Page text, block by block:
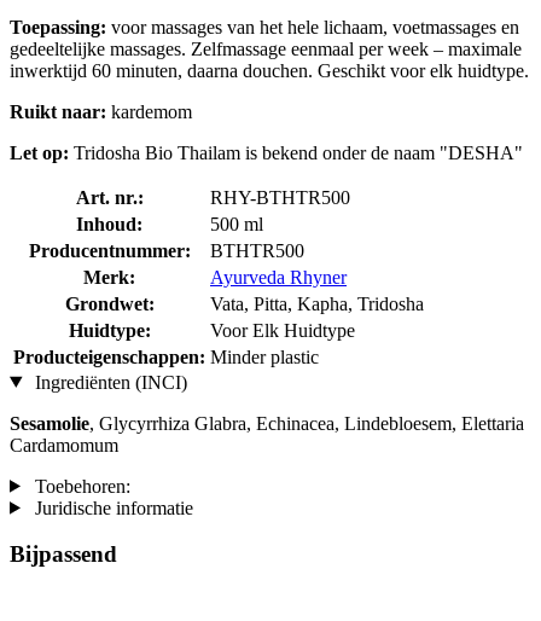
Toepassing: voor massages van het hele lichaam, voetmassages en
gedeeltelijke massages. Zelfmassage eenmaal per week – maximale
inwerktijd 60 minuten, daarna douchen. Geschikt voor elk huidtype.
Ruikt naar: kardemom
Let op: Tridosha Bio Thailam is bekend onder de naam "DESHA"
Art. nr.:
RHY-BTHTR500
Inhoud:
500 ml
Producentnummer:
BTHTR500
Merk:
Ayurveda Rhyner
Grondwet:
Vata, Pitta, Kapha, Tridosha
Huidtype:
Voor Elk Huidtype
Producteigenschappen: Minder plastic
Ingrediënten (INCI)
Sesamolie, Glycyrrhiza Glabra, Echinacea, Lindebloesem, Elettaria
Cardamomum
Toebehoren:
Juridische informatie
Bijpassend